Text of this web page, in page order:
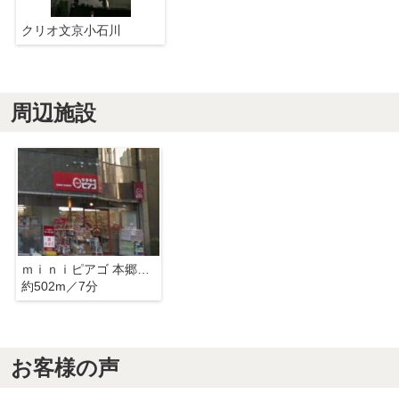
クリオ文京小石川
周辺施設
ｍｉｎｉピアゴ 本郷５丁目店
約502m／7分
お客様の声